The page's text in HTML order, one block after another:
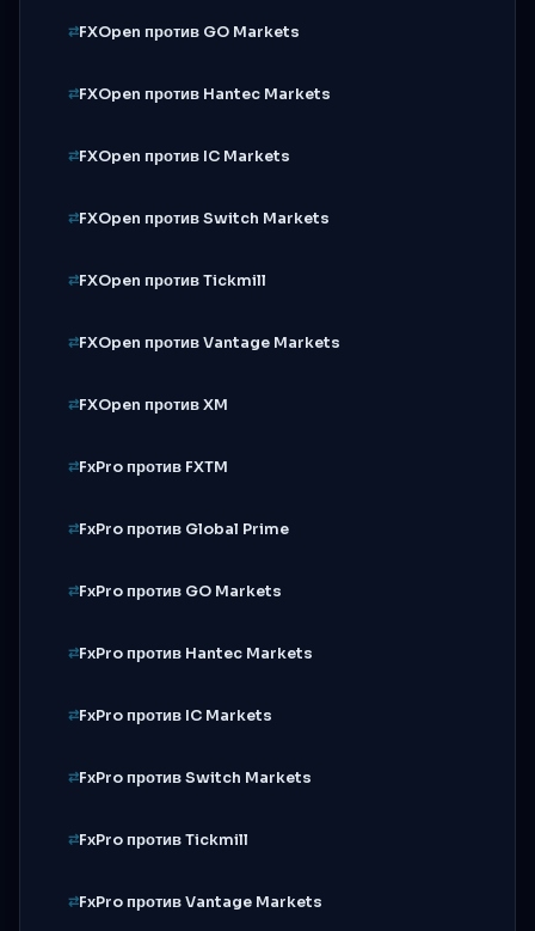
FXOpen против GO Markets
FXOpen против Hantec Markets
FXOpen против IC Markets
FXOpen против Switch Markets
FXOpen против Tickmill
FXOpen против Vantage Markets
FXOpen против XM
FxPro против FXTM
FxPro против Global Prime
FxPro против GO Markets
FxPro против Hantec Markets
FxPro против IC Markets
FxPro против Switch Markets
FxPro против Tickmill
FxPro против Vantage Markets